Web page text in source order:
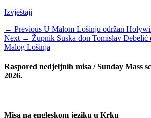
Categories
Izvještaji
Navigacija
objava
← Previous Previous
post:
U Malom Lošinju održan
Next → Next
post:
Župnik Suska don Tomislav Debelić
Malog Lošinja
Raspored nedjeljnih misa / Sunday Mass
2026.
Misa na engleskom jeziku u Krku